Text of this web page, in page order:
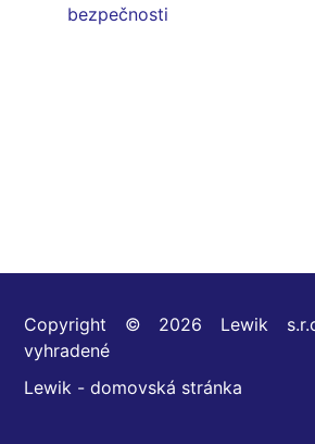
bezpečnosti
Copyright © 2026 Lewik
vyhradené
Lewik - domovská stránka